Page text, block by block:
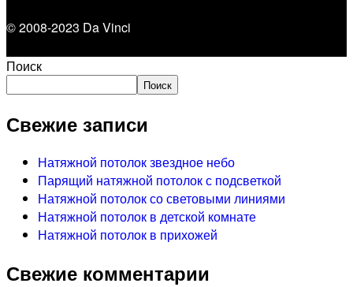
© 2008-2023 Da Vinci
Поиск
Поиск
Свежие записи
Натяжной потолок звездное небо
Парящий натяжной потолок с подсветкой
Натяжной потолок со световыми линиями
Натяжной потолок в детской комнате
Натяжной потолок в прихожей
Свежие комментарии